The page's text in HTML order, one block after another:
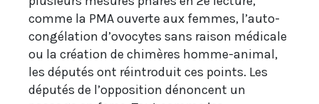
comme la PMA ouverte aux femmes, l’auto-
congélation d’ovocytes sans raison médicale
ou la création de chimères homme-animal,
les députés ont réintroduit ces points. Les
députés de l’opposition dénoncent un